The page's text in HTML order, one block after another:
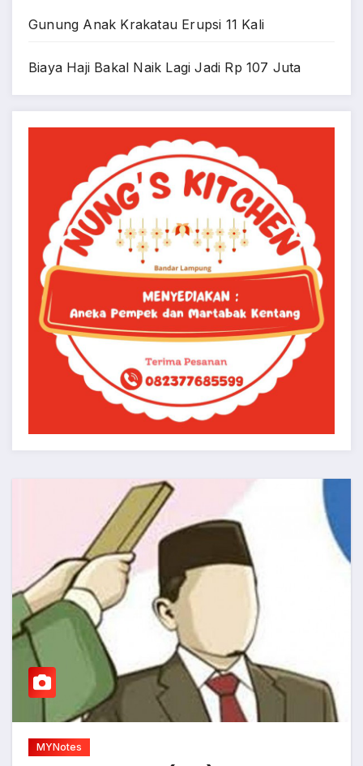
Gunung Anak Krakatau Erupsi 11 Kali
Biaya Haji Bakal Naik Lagi Jadi Rp 107 Juta
MYNotes